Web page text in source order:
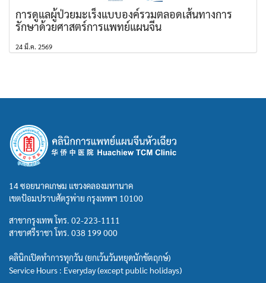
การดูแลผู้ป่วยมะเร็งแบบองค์รวมตลอดเส้นทางการ
รักษาด้วยศาสตร์การแพทย์แผนจีน
24 มี.ค. 2569
14 ซอยนาคเกษม แขวงคลองมหานาค
เขตป้อมปราบศัตรูพ่าย กรุงเทพฯ 10100
สาขากรุงเทพ โทร. 02-223-1111
สาขาศรีราชา โทร. 038 199 000
คลินิกเปิดทำการทุกวัน (ยกเว้นวันหยุดนักขัตฤกษ์)
Service Hours : Everyday (except public holidays)